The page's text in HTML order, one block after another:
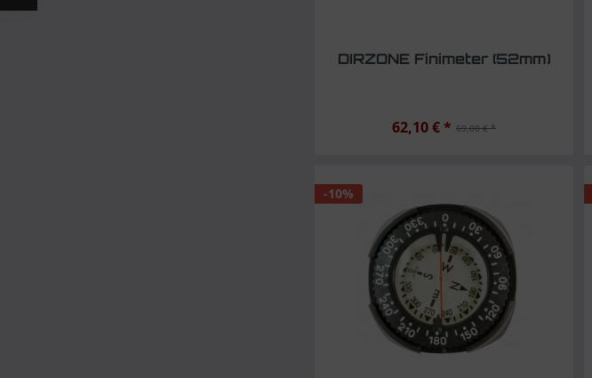
DIRZONE Finimeter (52mm)
69,00 € *
62,10 € *
-10%